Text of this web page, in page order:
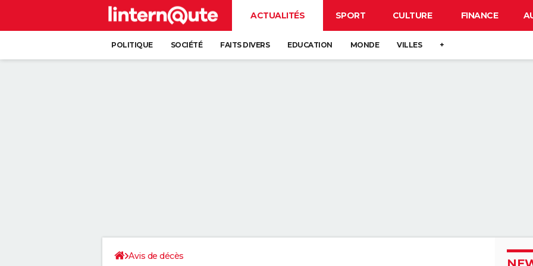
ACTUALITÉS SPORT CULTURE FINANCE
POLITIQUE SOCIÉTÉ FAITS DIVERS EDUCATION MONDE VILLES +
Avis de décès